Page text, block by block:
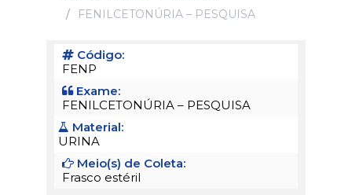
FENILCETONÚRIA – PESQUISA
Código:
FENP
Exame:
FENILCETONÚRIA – PESQUISA
Material:
URINA
Meio(s) de Coleta:
Frasco estéril